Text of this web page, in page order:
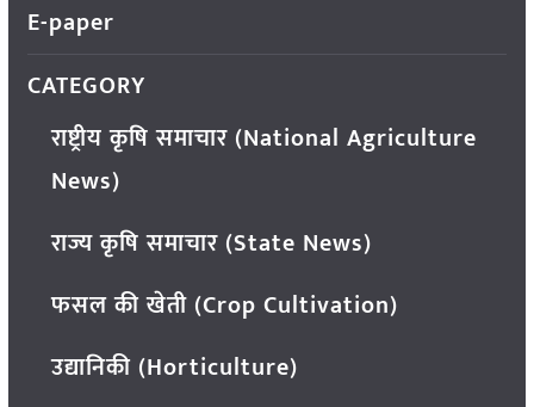
E-paper
CATEGORY
राष्ट्रीय कृषि समाचार (National Agriculture
News)
राज्य कृषि समाचार (State News)
फसल की खेती (Crop Cultivation)
उद्यानिकी (Horticulture)